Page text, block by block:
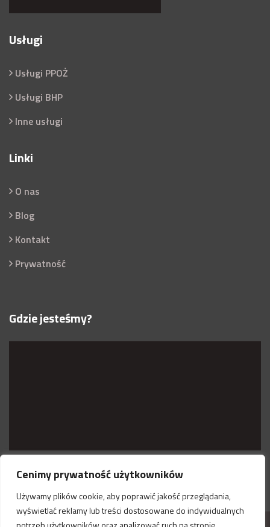
Cenimy prywatność użytkowników
Używamy plików cookie, aby poprawić jakość przeglądania,
wyświetlać reklamy lub treści dostosowane do indywidualnych
Usługi
Usługi PPOŻ
Usługi BHP
Inne usługi
Linki
O nas
Blog
Kontakt
Prywatność
Gdzie jesteśmy?